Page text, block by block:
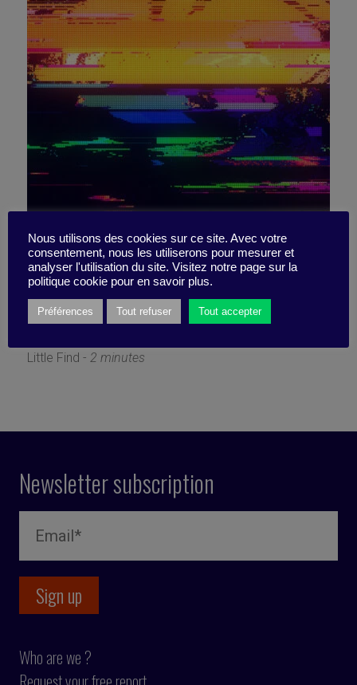
The mistakes made by
apprentice futurists
Little Find - 2 minutes
Newsletter subscription
Who are we ?
Nous utilisons des cookies sur ce site. Avec votre
consentement, nous les utiliserons pour mesurer et
analyser l'utilisation du site. Visitez notre page sur la
politique cookie pour en savoir plus.
Préférences Tout refuser Tout accepter